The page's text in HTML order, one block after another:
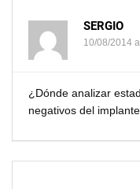
SERGIO
10/08/2014
¿Dónde analizar
negativos del